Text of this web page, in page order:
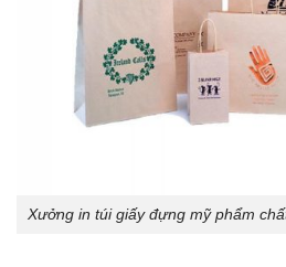
Xưởng in túi giấy đựng mỹ phẩm